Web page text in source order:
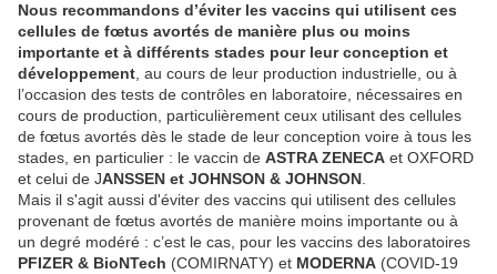
Nous recommandons d’éviter les vaccins qui utilisent ces
cellules de fœtus avortés de manière plus ou moins
importante et à différents stades pour leur conception et
développement , au cours de leur production industrielle, ou à
l’occasion des tests de contrôles en laboratoire, nécessaires en
cours de production, particulièrement ceux utilisant des cellules
de fœtus avortés dès le stade de leur conception voire à tous les
stades, en particulier : le vaccin de ASTRA ZENECA et OXFORD
et celui de JANSSEN et JOHNSON & JOHNSON
Mais il s'agit aussi d'éviter des vaccins qui utilisent des cellules
provenant de fœtus avortés de manière moins importante ou à
un degré modéré : c’est le cas, pour les vaccins des laboratoires
PFIZER & BioNTech (COMIRNATY) et MODERNA (COVID-19